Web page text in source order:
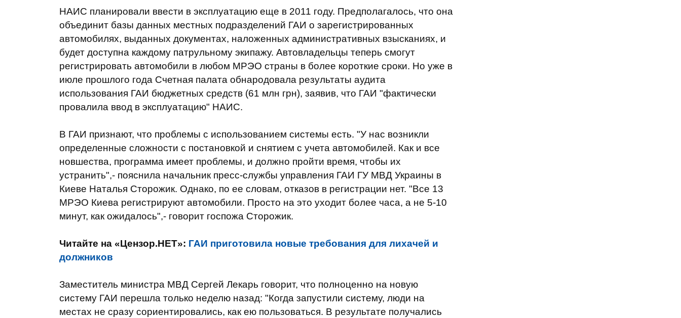
НАИС планировали ввести в эксплуатацию еще в 2011 году. Предполагалось, что она
объединит базы данных местных подразделений ГАИ о зарегистрированных
автомобилях, выданных документах, наложенных административных взысканиях, и
будет доступна каждому патрульному экипажу. Автовладельцы теперь смогут
регистрировать автомобили в любом МРЭО страны в более короткие сроки. Но уже в
июле прошлого года Счетная палата обнародовала результаты аудита
использования ГАИ бюджетных средств (61 млн грн), заявив, что ГАИ "фактически
провалила ввод в эксплуатацию" НАИС.
В ГАИ признают, что проблемы с использованием системы есть. "У нас возникли
определенные сложности с постановкой и снятием с учета автомобилей. Как и все
новшества, программа имеет проблемы, и должно пройти время, чтобы их
устранить",- пояснила начальник пресс-службы управления ГАИ ГУ МВД Украины в
Киеве Наталья Сторожик. Однако, по ее словам, отказов в регистрации нет. "Все 13
МРЭО Киева регистрируют автомобили. Просто на это уходит более часа, а не 5-10
минут, как ожидалось",- говорит госпожа Сторожик.
Читайте на «Цензор.НЕТ»: ГАИ приготовила новые требования для лихачей и
должников
Заместитель министра МВД Сергей Лекарь говорит, что полноценно на новую
систему ГАИ перешла только неделю назад: "Когда запустили систему, люди на
местах не сразу сориентировались, как ею пользоваться. В результате получались